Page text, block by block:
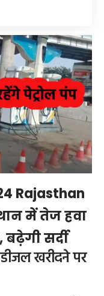
Rajasthan
में तेज हवा
सर्दी
खरीदने पर